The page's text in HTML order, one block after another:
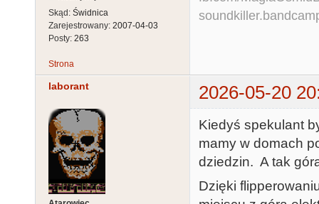
Skąd: Świdnica
Zarejestrowany: 2007-04-03
Posty: 263
Strona
laborant 2026-05-20
Kiedyś spekulant
mamy w domach
dziedzin. A tak
Dzięki